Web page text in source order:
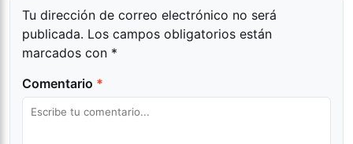
Tu dirección de correo electrónico no será
publicada. Los campos obligatorios están
marcados con *
Comentario *